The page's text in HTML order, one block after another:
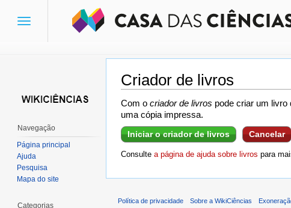
Criador de livros
Ir para:navegação,pesquisa
Com o criador de livros pode criar um
uma cópia impressa.
Iniciar o criador de livros Cancelar
Consulte a página de ajuda sobre livros para
Toggle
Navegação
Página principal
Ajuda
Pesquisa
Mapa do site
Categorias
Política de privacidade Sobre a WikiCiências